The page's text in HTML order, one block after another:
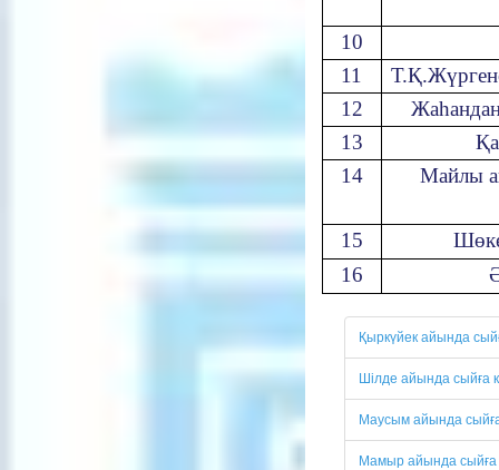
10
11
1 2
13
14 Майлы
1 5
16
Қыркүйек айында
Шілде айында сыйға
Маусым айында сыйға
Мамыр айында сыйға